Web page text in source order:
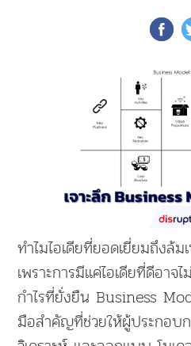
ทำไมไอเดียที่ยอดเยี่ยมถึงล้ม
เพราะการมีแค่ไอเดียที่ดีอาจ
กำไรที่ยั่งยืน Business
มือสำคัญที่ช่วยให้ผู้ประกอบ